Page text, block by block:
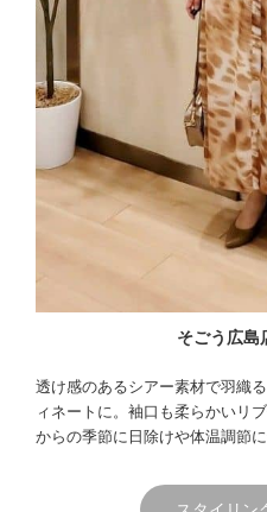
そごう広島
透け感のあるシアー素材で羽織
ィネートに。袖口も柔らかいリ
からの季節に日除けや体温調節に